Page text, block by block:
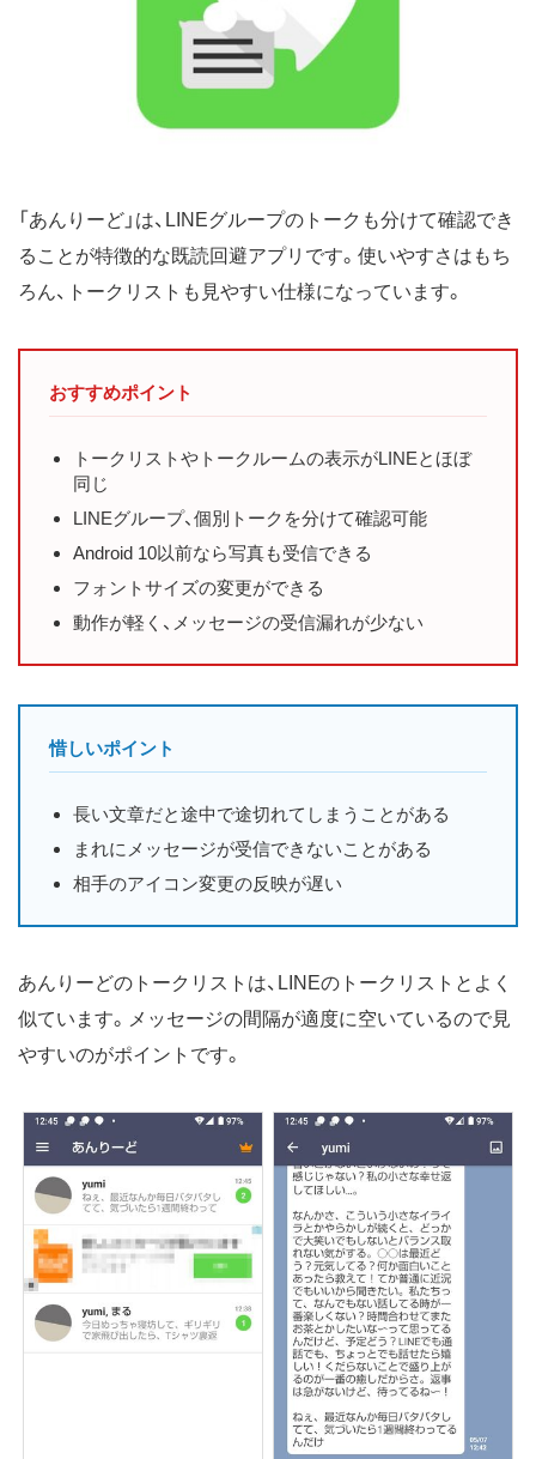
「あんりーど」は、LINEグループのトークも分けて確認でき
ることが特徴的な既読回避アプリです。使いやすさはもち
ろん、トークリストも見やすい仕様になっています。
おすすめポイント
トークリストやトークルームの表示がLINEとほぼ
同じ
LINEグループ、個別トークを分けて確認可能
Android 10以前なら写真も受信できる
フォントサイズの変更ができる
動作が軽く、メッセージの受信漏れが少ない
惜しいポイント
長い文章だと途中で途切れてしまうことがある
まれにメッセージが受信できないことがある
相手のアイコン変更の反映が遅い
あんりーどのトークリストは、LINEのトークリストとよく
似ています。メッセージの間隔が適度に空いているので見
やすいのがポイントです。